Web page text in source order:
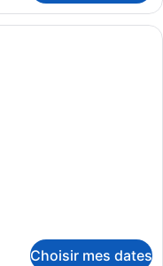
coffre-fort, rideaux
Choisir mes dates